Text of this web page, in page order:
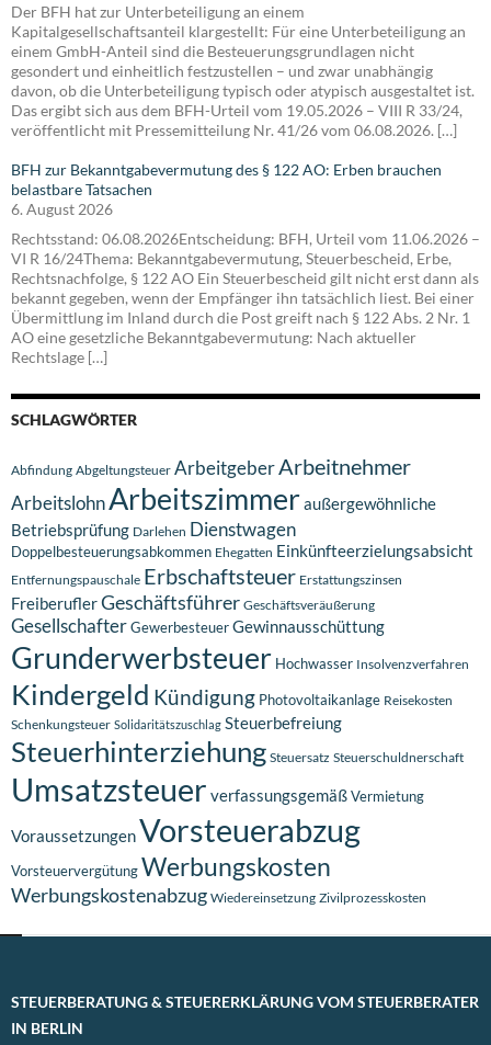
Der BFH hat zur Unterbeteiligung an einem
Kapitalgesellschaftsanteil klargestellt: Für eine Unterbeteiligung an
einem GmbH-Anteil sind die Besteuerungsgrundlagen nicht
gesondert und einheitlich festzustellen – und zwar unabhängig
davon, ob die Unterbeteiligung typisch oder atypisch ausgestaltet ist.
Das ergibt sich aus dem BFH-Urteil vom 19.05.2026 – VIII R 33/24,
veröffentlicht mit Pressemitteilung Nr. 41/26 vom 06.08.2026. […]
BFH zur Bekanntgabevermutung des § 122 AO: Erben brauchen
belastbare Tatsachen
6. August 2026
Rechtsstand: 06.08.2026Entscheidung: BFH, Urteil vom 11.06.2026 –
VI R 16/24Thema: Bekanntgabevermutung, Steuerbescheid, Erbe,
Rechtsnachfolge, § 122 AO Ein Steuerbescheid gilt nicht erst dann als
bekannt gegeben, wenn der Empfänger ihn tatsächlich liest. Bei einer
Übermittlung im Inland durch die Post greift nach § 122 Abs. 2 Nr. 1
AO eine gesetzliche Bekanntgabevermutung: Nach aktueller
Rechtslage […]
SCHLAGWÖRTER
Abfindung Abgeltungsteuer ArbeitgeberArbeitnehmer
ArbeitslohnArbeitszimmeraußergewöhnliche
Betriebsprüfung Darlehen Dienstwagen
Doppelbesteuerungsabkommen Ehegatten Einkünfteerzielungsabsicht
Entfernungspauschale Erbschaftsteuer Erstattungszinsen
FreiberuflerGeschäftsführer Geschäftsveräußerung
GesellschafterGewerbesteuerGewinnausschüttung
Grunderwerbsteuer Hochwasser Insolvenzverfahren
Kindergeld Kündigung Photovoltaikanlage Reisekosten
Schenkungsteuer Solidaritätszuschlag Steuerbefreiung
Steuerhinterziehung Steuersatz Steuerschuldnerschaft
Umsatzsteuer verfassungsgemäßVermietung
VoraussetzungenVorsteuerabzug
VorsteuervergütungWerbungskosten
Werbungskostenabzug Wiedereinsetzung Zivilprozesskosten
STEUERBERATUNG & STEUERERKLÄRUNG VOM STEUERBERATER
IN BERLIN